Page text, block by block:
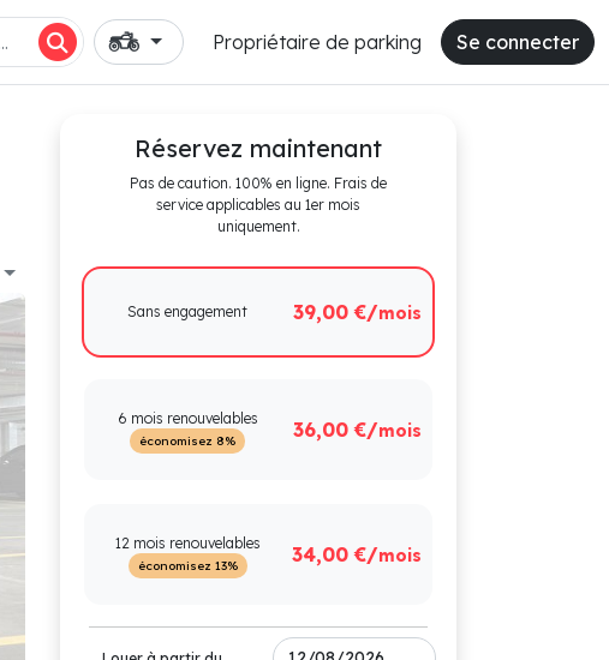
Propriétaire de parking Se connecter
Réservez maintenant
Pas de caution. 100% en ligne. Frais de
service applicables au 1er mois
uniquement.
Sans engagement 39,00 €/mois
6 mois renouvelables
économisez 8% 36,00 €/mois
12 mois renouvelables
économisez 13% 34,00 €/mois